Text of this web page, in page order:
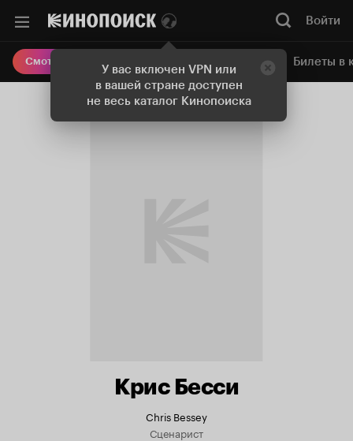
У вас включен VPN или
в вашей стране доступен
не весь каталог Кинопоиска
Войти
Смотреть кино Онлайн-кинотеатр Билеты в
Крис Бесси
Chris Bessey
Сценарист